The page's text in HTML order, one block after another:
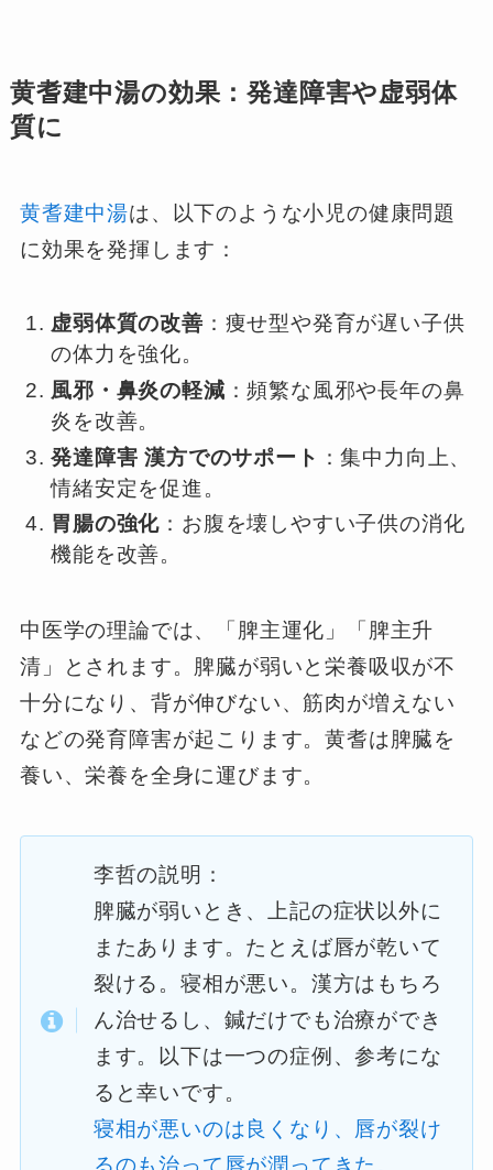
黄耆建中湯の効果：発達障害や虚弱体
質に
黄耆建中湯は、以下のような小児の健康問題
に効果を発揮します：
虚弱体質の改善 ：痩せ型や発育が遅い子供
の体力を強化。
風邪・鼻炎の軽減 ：頻繁な風邪や長年の鼻
炎を改善。
発達障害 漢方でのサポート ：集中力向上、
情緒安定を促進。
胃腸の強化 ：お腹を壊しやすい子供の消化
機能を改善。
中医学の理論では、「脾主運化」「脾主升
清」とされます。脾臓が弱いと栄養吸収が不
十分になり、背が伸びない、筋肉が増えない
などの発育障害が起こります。黄耆は脾臓を
養い、栄養を全身に運びます。
李哲の説明：
脾臓が弱いとき、上記の症状以外に
またあります。たとえば唇が乾いて
裂ける。寝相が悪い。漢方はもちろ
ん治せるし、鍼だけでも治療ができ
ます。以下は一つの症例、参考にな
ると幸いです。
寝相が悪いのは良くなり、唇が裂け